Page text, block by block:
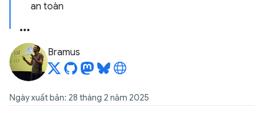
an toàn
Bramus
Ngày xuất bản: 28 tháng 2 năm 2025